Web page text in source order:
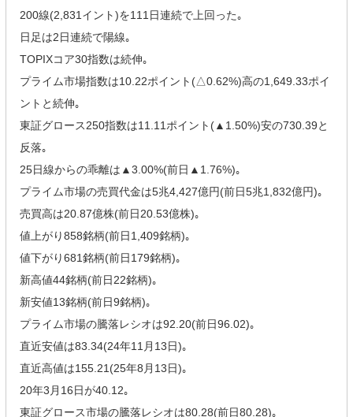
200線(2,831イント)を111日連続で上回った｡
日足は2日連続で陽線｡
TOPIXコア30指数は続伸｡
プライム市場指数は10.22ポイント(△0.62%)高の1,649.33ポイ
ントと続伸｡
東証グロース250指数は11.11ポイント(▲1.50%)安の730.39と
反落｡
25日線からの乖離は▲3.00%(前日▲1.76%)｡
プライム市場の売買代金は5兆4,427億円(前日5兆1,832億円)｡
売買高は20.87億株(前日20.53億株)｡
値上がり858銘柄(前日1,409銘柄)｡
値下がり681銘柄(前日179銘柄)｡
新高値44銘柄(前日22銘柄)｡
新安値13銘柄(前日9銘柄)｡
プライム市場の騰落レシオは92.20(前日96.02)｡
直近安値は83.34(24年11月13日)｡
直近高値は155.21(25年8月13日)｡
20年3月16日が40.12｡
東証グロース市場の騰落レシオは80.28(前日80.28)｡